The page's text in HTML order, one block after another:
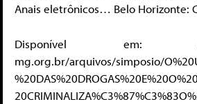
Anais eletrônicos… Belo Horizonte:
Disponível em:
mg.org.br/arquivos/simposio/